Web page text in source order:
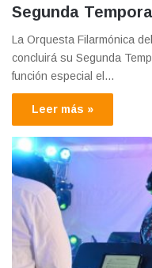
Segunda
La Orquesta Filarmónica
concluirá su Segunda
función especial el…
Leer más »